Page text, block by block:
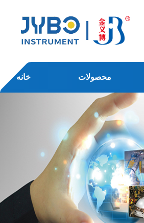
خانه محصولات